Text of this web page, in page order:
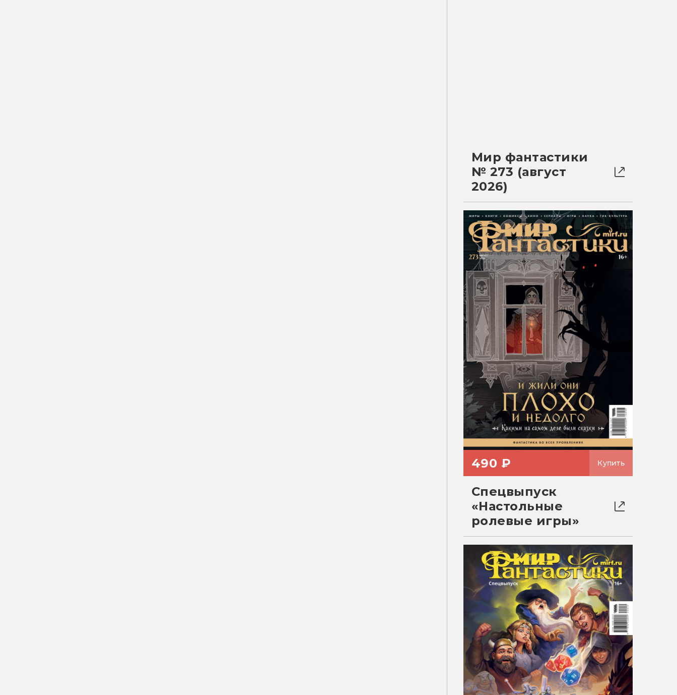
Мир фантастики
№ 273 (август
2026)
490 ₽ Купить
Спецвыпуск
«Настольные
ролевые игры»